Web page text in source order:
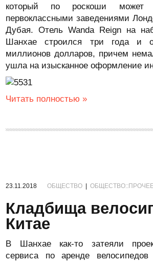
который по роскоши может
первоклассными заведениями
Дубая. Отель Wanda Reign на
Шанхае строился три года и
миллионов долларов, причем
ушла на изысканное оформление
Читать полностью »
23.11.2018 ОБЩЕСТВО |
Кладбища
Китае
В Шанхае как-то затеяли
сервиса по аренде